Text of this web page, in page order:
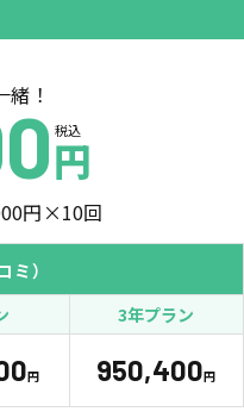
！
税込
円
円×10回
ミ）
3年プラン
円 950,400円